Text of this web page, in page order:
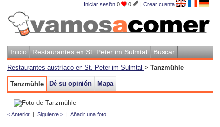
Iniciar sesión 0 0 | Crear cuenta
Inicio Restaurantes en St. Peter im Sulmtal Buscar
Restaurantes austríaco en St. Peter im Sulmtal > Tanzmühle
Tanzmühle Dé su opinión Mapa
< Anterior | Siguiente > | Añadir una foto